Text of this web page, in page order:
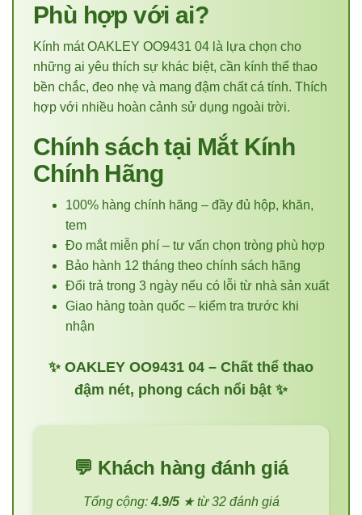
Phù hợp với ai?
Kính mát OAKLEY OO9431 04 là lựa chọn cho
những ai yêu thích sự khác biệt, cần kính thể thao
bền chắc, đeo nhẹ và mang đậm chất cá tính. Thích
hợp với nhiều hoàn cảnh sử dụng ngoài trời.
Chính sách tại Mắt Kính
Chính Hãng
100% hàng chính hãng – đầy đủ hộp, khăn,
tem
Đo mắt miễn phí – tư vấn chọn tròng phù hợp
Bảo hành 12 tháng theo chính sách hãng
Đổi trả trong 3 ngày nếu có lỗi từ nhà sản xuất
Giao hàng toàn quốc – kiểm tra trước khi
nhận
✨ OAKLEY OO9431 04 – Chất thể thao
đậm nét, phong cách nổi bật ✨
💬 Khách hàng đánh giá
Tổng cộng: 4.9/5★ từ 32 đánh giá